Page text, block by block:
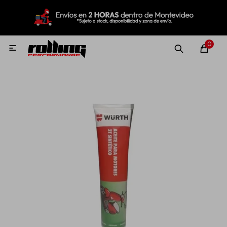
0

MI CUENTA
Nuevo! Rolling Repuestos